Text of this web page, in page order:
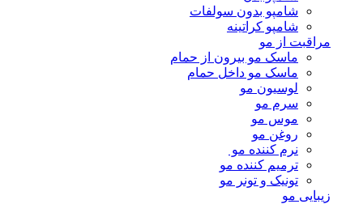
شامپو بدون سولفات
شامپو کراتینه
مراقبت از مو
ماسک مو بیرون از حمام
ماسک مو داخل حمام
لوسیون مو
سرم مو
موس مو
روغن مو
نرم کننده مو
ترمیم کننده مو
تونیک و تونر مو
زیبایی مو